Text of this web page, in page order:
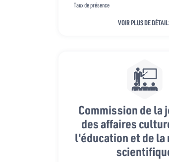
Taux de présence
VOIR PLUS DE
Commission de la
des affaires
l'éducation et de la